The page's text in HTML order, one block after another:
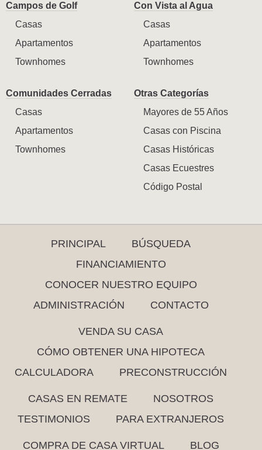
Campos de Golf
Casas
Apartamentos
Townhomes
Con Vista al Agua
Casas
Apartamentos
Townhomes
Comunidades Cerradas
Casas
Apartamentos
Townhomes
Otras Categorías
Mayores de 55 Años
Casas con Piscina
Casas Históricas
Casas Ecuestres
Código Postal
PRINCIPAL
BÚSQUEDA
FINANCIAMIENTO
CONOCER NUESTRO EQUIPO
ADMINISTRACIÓN
CONTACTO
VENDA SU CASA
CÓMO OBTENER UNA HIPOTECA
CALCULADORA
PRECONSTRUCCIÓN
CASAS EN REMATE
NOSOTROS
TESTIMONIOS
PARA EXTRANJEROS
COMPRA DE CASA VIRTUAL BLOG